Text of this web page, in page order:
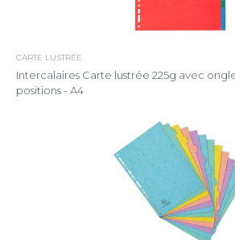
CARTE LUSTRÉE
Intercalaires Carte lustrée 225g avec
positions - A4